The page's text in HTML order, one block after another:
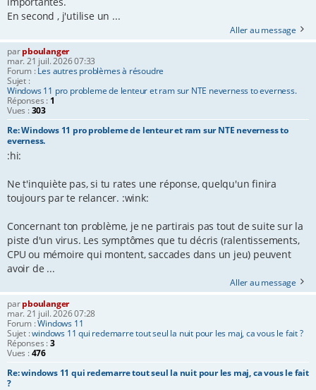
En second , j'utilise un ...
Aller au message
parpboulanger
mar. 21 juil. 2026 07:33
Forum :Les autres problèmes à résoudre
Sujet :
Windows 11 pro probleme de lenteur et ram sur NTE neverness to everness.
Réponses : 1
Vues :303
Re: Windows 11 pro probleme de lenteur et ram sur NTE neverness to
everness.
:hi:
Ne t'inquiète pas, si tu rates une réponse, quelqu'un finira
toujours par te relancer. :wink:
Concernant ton problème, je ne partirais pas tout de suite sur la
piste d'un virus. Les symptômes que tu décris (ralentissements,
CPU ou mémoire qui montent, saccades dans un jeu) peuvent
avoir de ...
Aller au message
parpboulanger
mar. 21 juil. 2026 07:28
Forum :Windows 11
Sujet :windows 11 qui redemarre tout seul la nuit pour les maj, ca vous le fait ?
Réponses :3
Vues :476
Re: windows 11 qui redemarre tout seul la nuit pour les maj, ca vous le fait
?